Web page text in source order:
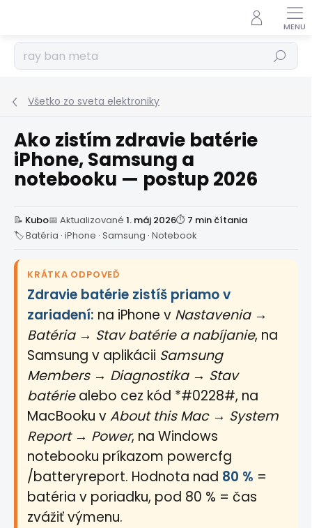
Hľadať
Všetko zo sveta elektroniky
Ako zistím zdravie batérie
iPhone, Samsung a
notebooku — postup 2026
📝 Kubo📅 Aktualizované 1. máj 2026⏱ 7 min čítania
🏷 Batéria · iPhone · Samsung · Notebook
KRÁTKA ODPOVEĎ
Zdravie batérie zistíš priamo v
zariadení: na iPhone v Nastavenia →
Batéria → Stav batérie a nabíjanie, na
Samsung v aplikácii Samsung
Members → Diagnostika → Stav
batériealebo cez kód *#0228#, na
MacBooku vAbout this Mac → System
Report → Power, na Windows
notebooku príkazom powercfg
/batteryreport. Hodnota nad 80 % =
batéria v poriadku, pod 80 % = čas
zvážiť výmenu.